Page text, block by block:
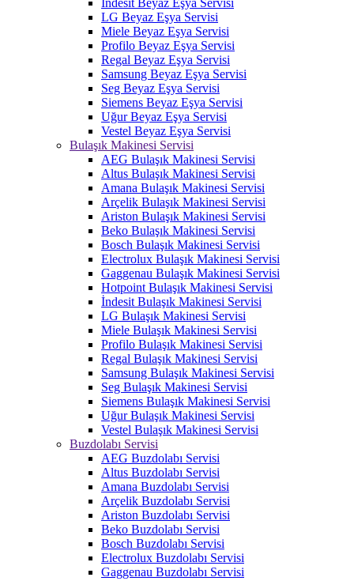
İndesit Beyaz Eşya Servisi
LG Beyaz Eşya Servisi
Miele Beyaz Eşya Servisi
Profilo Beyaz Eşya Servisi
Regal Beyaz Eşya Servisi
Samsung Beyaz Eşya Servisi
Seg Beyaz Eşya Servisi
Siemens Beyaz Eşya Servisi
Uğur Beyaz Eşya Servisi
Vestel Beyaz Eşya Servisi
Bulaşık Makinesi Servisi
AEG Bulaşık Makinesi Servisi
Altus Bulaşık Makinesi Servisi
Amana Bulaşık Makinesi Servisi
Arçelik Bulaşık Makinesi Servisi
Ariston Bulaşık Makinesi Servisi
Beko Bulaşık Makinesi Servisi
Bosch Bulaşık Makinesi Servisi
Electrolux Bulaşık Makinesi Servisi
Gaggenau Bulaşık Makinesi Servisi
Hotpoint Bulaşık Makinesi Servisi
İndesit Bulaşık Makinesi Servisi
LG Bulaşık Makinesi Servisi
Miele Bulaşık Makinesi Servisi
Profilo Bulaşık Makinesi Servisi
Regal Bulaşık Makinesi Servisi
Samsung Bulaşık Makinesi Servisi
Seg Bulaşık Makinesi Servisi
Siemens Bulaşık Makinesi Servisi
Uğur Bulaşık Makinesi Servisi
Vestel Bulaşık Makinesi Servisi
Buzdolabı Servisi
AEG Buzdolabı Servisi
Altus Buzdolabı Servisi
Amana Buzdolabı Servisi
Arçelik Buzdolabı Servisi
Ariston Buzdolabı Servisi
Beko Buzdolabı Servisi
Bosch Buzdolabı Servisi
Electrolux Buzdolabı Servisi
Gaggenau Buzdolabı Servisi